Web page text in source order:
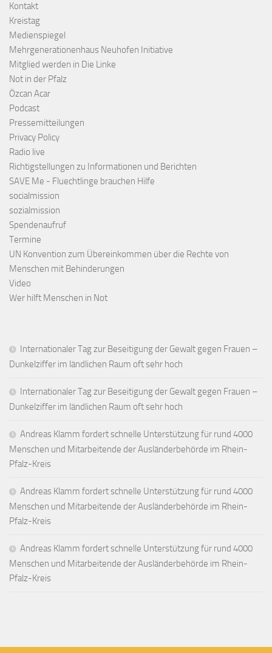
Kontakt
Kreistag
Medienspiegel
Mehrgenerationenhaus Neuhofen Initiative
Mitglied werden in Die Linke
Not in der Pfalz
Özcan Acar
Podcast
Pressemitteilungen
Privacy Policy
Radio live
Richtigstellungen zu Informationen und Berichten
SAVE Me - Fluechtlinge brauchen Hilfe
socialmission
sozialmission
Spendenaufruf
Termine
UN Konvention zum Übereinkommen über die Rechte von
Menschen mit Behinderungen
Video
Wer hilft Menschen in Not
Internationaler Tag zur Beseitigung der Gewalt gegen Frauen –
Dunkelziffer im ländlichen Raum oft sehr hoch
Internationaler Tag zur Beseitigung der Gewalt gegen Frauen –
Dunkelziffer im ländlichen Raum oft sehr hoch
Andreas Klamm fordert schnelle Unterstützung für rund 4000
Menschen und Mitarbeitende der Ausländerbehörde im Rhein-
Pfalz-Kreis
Andreas Klamm fordert schnelle Unterstützung für rund 4000
Menschen und Mitarbeitende der Ausländerbehörde im Rhein-
Pfalz-Kreis
Andreas Klamm fordert schnelle Unterstützung für rund 4000
Menschen und Mitarbeitende der Ausländerbehörde im Rhein-
Pfalz-Kreis